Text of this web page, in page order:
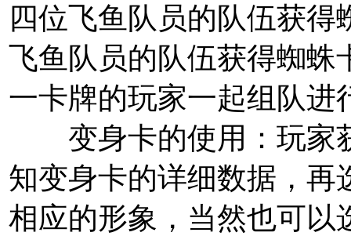
四位飞鱼队员的队伍获
飞鱼队员的队伍获得蜘蛛
一卡牌的玩家一起组队进
变身卡的使用 ：玩
知变身卡的详细数据，再
相应的形象，当然也可以